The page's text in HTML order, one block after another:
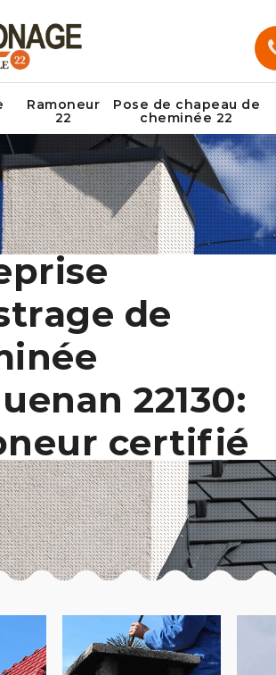
Ramoneur
22
Pose de chapeau de
cheminée 22
de
22130:
certifié